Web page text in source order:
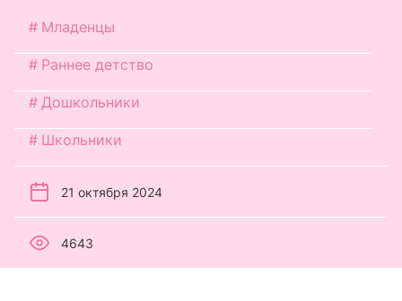
Младенцы
Раннее детство
Дошкольники
Школьники
21 октября 2024
4643